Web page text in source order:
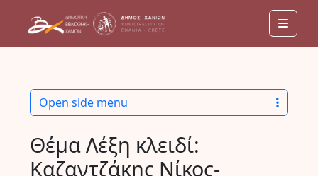
Θέμα Λέξη κλειδί:
Καζαντζάκης Νίκος-
Open side menu